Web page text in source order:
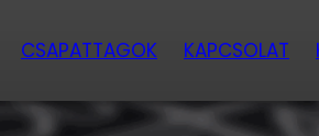
CSAPATTAGOK KAPCSOLAT